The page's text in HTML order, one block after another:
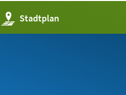
Stadtplan
(Öffnet
in
einem